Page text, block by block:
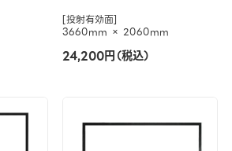
[投射有効面]
3660mm × 2060mm
24,200円（税込）